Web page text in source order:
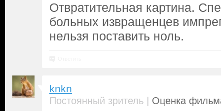
Отвратительная картина.
больных извращенцев
нельзя поставить ноль.
knkn
Постоянный зритель | Оценка